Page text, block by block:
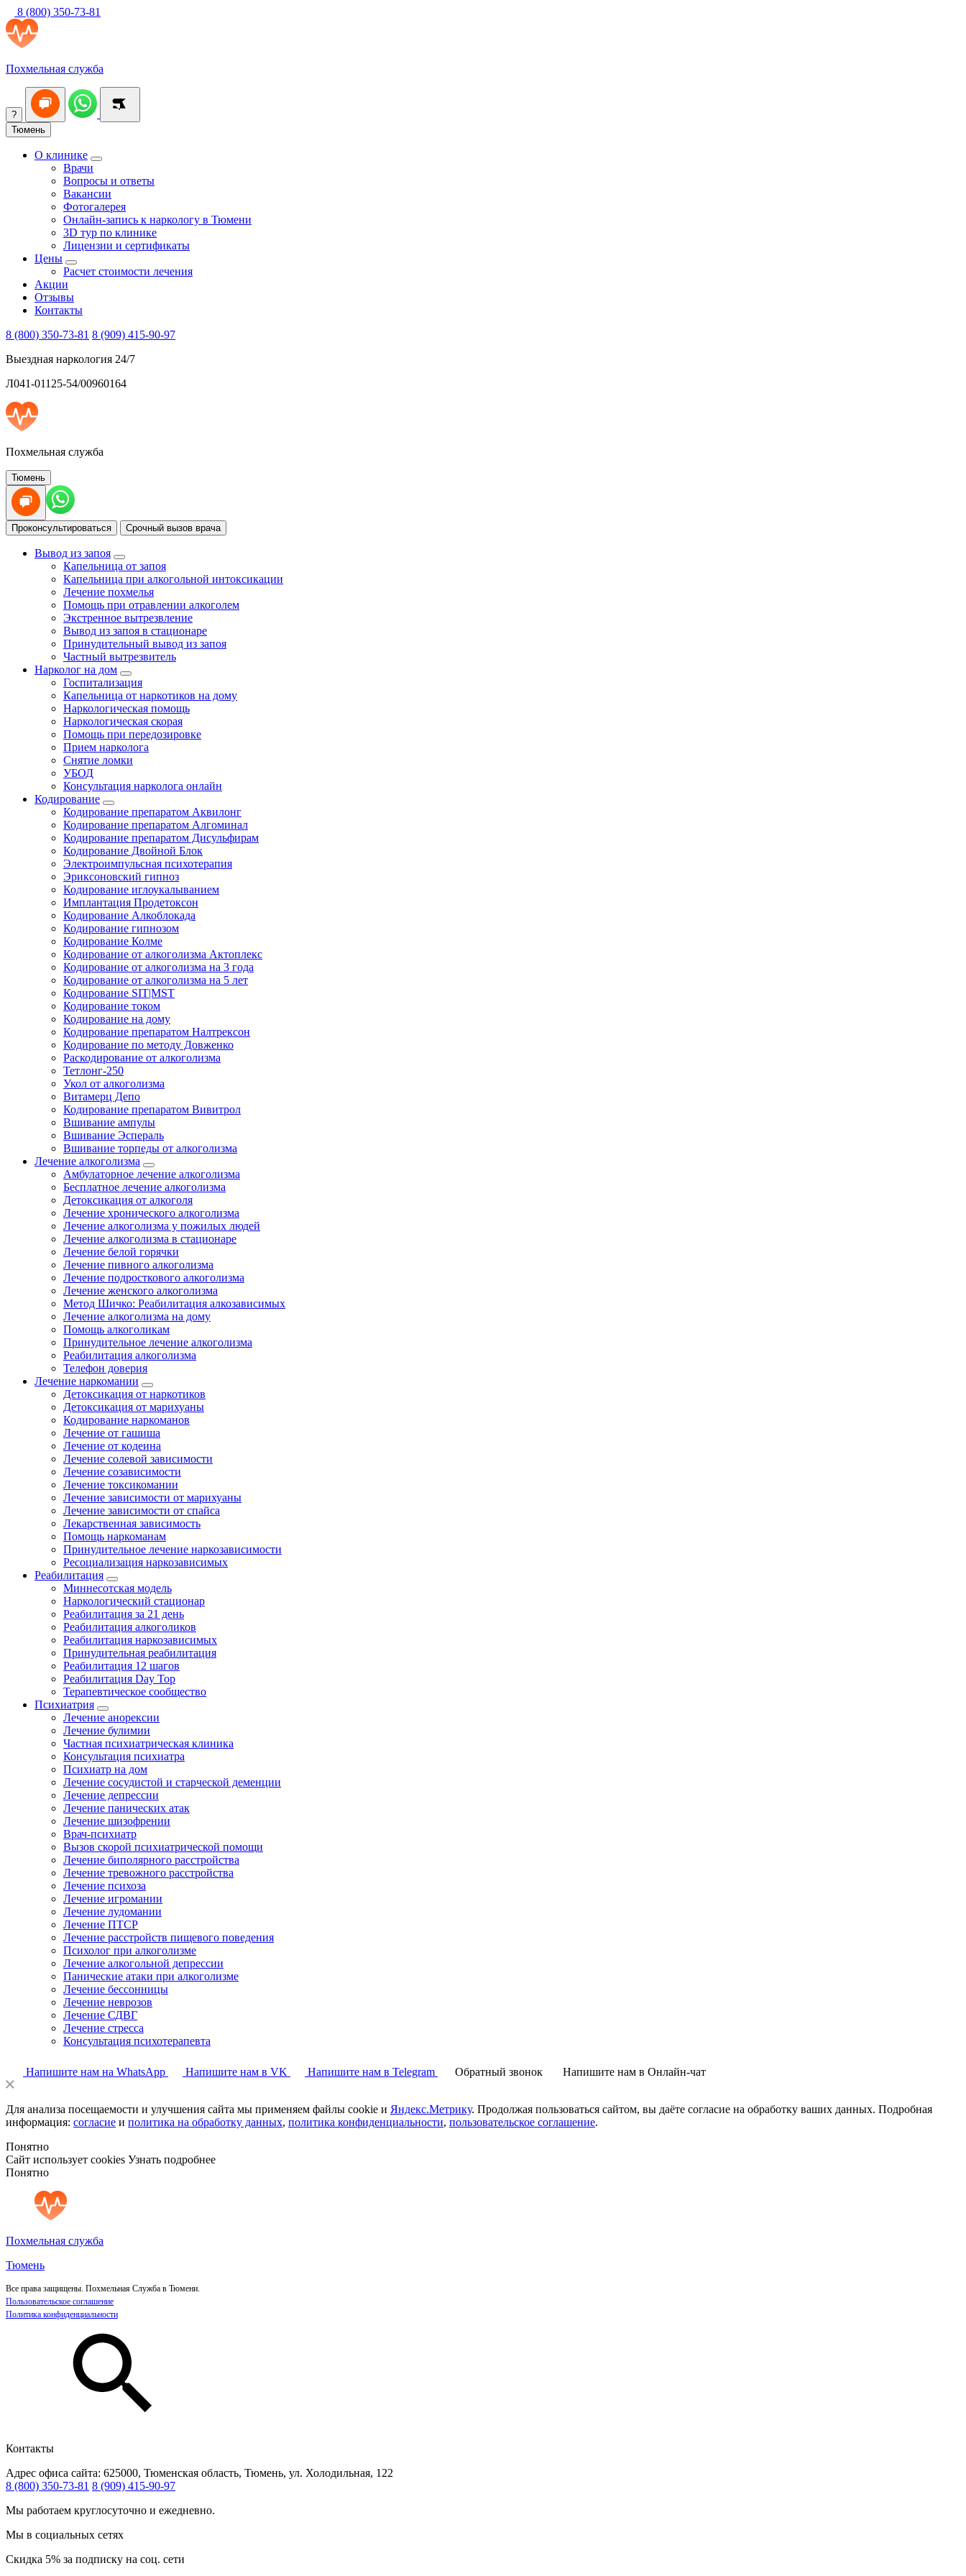
8 (800) 350-73-81
Похмельная служба
?
Тюмень
О клинике
Врачи
Вопросы и ответы
Вакансии
Фотогалерея
Онлайн-запись к наркологу в Тюмени
3D тур по клинике
Лицензии и сертификаты
Цены
Расчет стоимости лечения
Акции
Отзывы
Контакты
8 (800) 350-73-81 8 (909) 415-90-97
Выездная наркология 24/7
Л041-01125-54/00960164
Похмельная служба
Тюмень
Проконсультироваться Срочный вызов врача
Вывод из запоя
Капельница от запоя
Капельница при алкогольной интоксикации
Лечение похмелья
Помощь при отравлении алкоголем
Экстренное вытрезвление
Вывод из запоя в стационаре
Принудительный вывод из запоя
Частный вытрезвитель
Нарколог на дом
Госпитализация
Капельница от наркотиков на дому
Наркологическая помощь
Наркологическая скорая
Помощь при передозировке
Прием нарколога
Снятие ломки
УБОД
Консультация нарколога онлайн
Кодирование
Кодирование препаратом Аквилонг
Кодирование препаратом Алгоминал
Кодирование препаратом Дисульфирам
Кодирование Двойной Блок
Электроимпульсная психотерапия
Эриксоновский гипноз
Кодирование иглоукалыванием
Имплантация Продетоксон
Кодирование Алкоблокада
Кодирование гипнозом
Кодирование Колме
Кодирование от алкоголизма Актоплекс
Кодирование от алкоголизма на 3 года
Кодирование от алкоголизма на 5 лет
Кодирование SIT|MST
Кодирование током
Кодирование на дому
Кодирование препаратом Налтрексон
Кодирование по методу Довженко
Раскодирование от алкоголизма
Тетлонг-250
Укол от алкоголизма
Витамерц Депо
Кодирование препаратом Вивитрол
Вшивание ампулы
Вшивание Эспераль
Вшивание торпеды от алкоголизма
Лечение алкоголизма
Амбулаторное лечение алкоголизма
Бесплатное лечение алкоголизма
Детоксикация от алкоголя
Лечение хронического алкоголизма
Лечение алкоголизма у пожилых людей
Лечение алкоголизма в стационаре
Лечение белой горячки
Лечение пивного алкоголизма
Лечение подросткового алкоголизма
Лечение женского алкоголизма
Метод Шичко: Реабилитация алкозависимых
Лечение алкоголизма на дому
Помощь алкоголикам
Принудительное лечение алкоголизма
Реабилитация алкоголизма
Телефон доверия
Лечение наркомании
Детоксикация от наркотиков
Детоксикация от марихуаны
Кодирование наркоманов
Лечение от гашиша
Лечение от кодеина
Лечение солевой зависимости
Лечение созависимости
Лечение токсикомании
Лечение зависимости от марихуаны
Лечение зависимости от спайса
Лекарственная зависимость
Помощь наркоманам
Принудительное лечение наркозависимости
Ресоциализация наркозависимых
Реабилитация
Миннесотская модель
Наркологический стационар
Реабилитация за 21 день
Реабилитация алкоголиков
Реабилитация наркозависимых
Принудительная реабилитация
Реабилитация 12 шагов
Реабилитация Day Top
Терапевтическое сообщество
Психиатрия
Лечение анорексии
Лечение булимии
Частная психиатрическая клиника
Консультация психиатра
Психиатр на дом
Лечение сосудистой и старческой деменции
Лечение депрессии
Лечение панических атак
Лечение шизофрении
Врач-психиатр
Вызов скорой психиатрической помощи
Лечение биполярного расстройства
Лечение тревожного расстройства
Лечение психоза
Лечение игромании
Лечение лудомании
Лечение ПТСР
Лечение расстройств пищевого поведения
Психолог при алкоголизме
Лечение алкогольной депрессии
Панические атаки при алкоголизме
Лечение бессонницы
Лечение неврозов
Лечение СДВГ
Лечение стресса
Консультация психотерапевта
Напишите нам на WhatsApp Напишите нам в VK Напишите нам в Telegram Обратный звонок Напишите нам в Онлайн-чат
Для анализа посещаемости и улучшения сайта мы применяем файлы cookie и Яндекс.Метрику. Продолжая пользоваться сайтом, вы даёте согласие на обработку ваших данных. Подробная
информация: согласие и политика на обработку данных, политика конфиденциальности, пользовательское соглашение.
Понятно
Сайт использует cookies Узнать подробнее
Понятно
Похмельная служба
Тюмень
Все права защищены. Похмельная Служба в Тюмени.
Пользовательское соглашение
Политика конфиденциальности
Контакты
Адрес офиса сайта: 625000, Тюменская область, Тюмень, ул. Холодильная, 122
8 (800) 350-73-81 8 (909) 415-90-97
Мы работаем круглосуточно и ежедневно.
Мы в социальных сетях
Скидка 5% за подписку на соц. сети